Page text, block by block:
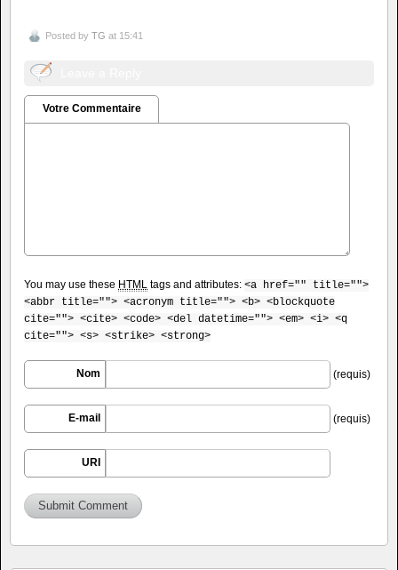
Posted by TG at 15:41
Votre Commentaire
You may use these HTML tags and attributes: <a href="" title="">
<abbr title=""> <acronym title=""> <b> <blockquote
cite=""> <cite> <code> <del datetime=""> <em> <i> <q
cite=""> <s> <strike> <strong>
Nom (requis)
E-mail (requis)
URI